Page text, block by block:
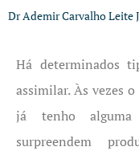
Dr Ademir Carvalho Leite
Há determinados
assimilar. Às vezes
já tenho
surpreendem